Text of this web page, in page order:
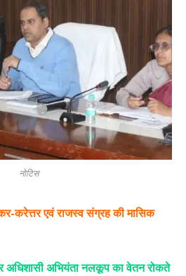
नोटिस
करेत्तर एवं राजस्व संग्रह की मासिक
अधिशासी अभियंता नलकूप का वेतन रोकते